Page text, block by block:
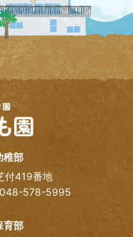
部
付419番地
578-5995
部